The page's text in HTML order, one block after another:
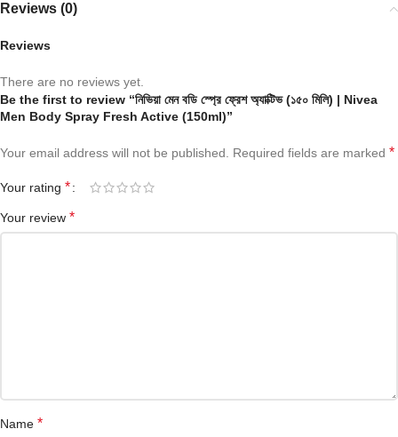
Reviews (0)
Reviews
There are no reviews yet.
Be the first to review “নিভিয়া মেন বডি স্প্রে ফ্রেশ অ্যাক্টিভ (১৫০ মিলি) | Nivea
Men Body Spray Fresh Active (150ml)”
Your email address will not be published. Required fields are marked *
Your rating *
Your review *
Name *